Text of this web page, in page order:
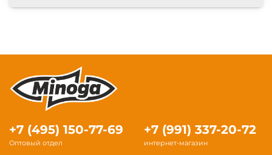
+7 (495) 150-77-69
Оптовый отдел
+7 (991) 337-20-72
интернет-магазин